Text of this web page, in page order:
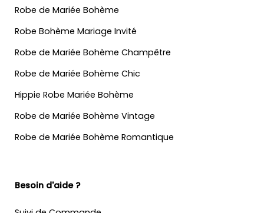
Robe de Mariée Bohème
Robe Bohème Mariage Invité
Robe de Mariée Bohème Champêtre
Robe de Mariée Bohème Chic
Hippie Robe Mariée Bohème
Robe de Mariée Bohème Vintage
Robe de Mariée Bohème Romantique
Besoin d'aide ?